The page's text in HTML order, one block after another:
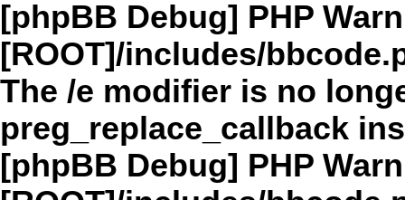
[phpBB Debug] PHP
[ROOT]/includes/
The /e modifier is no
preg_replace_callback
[phpBB Debug] PHP